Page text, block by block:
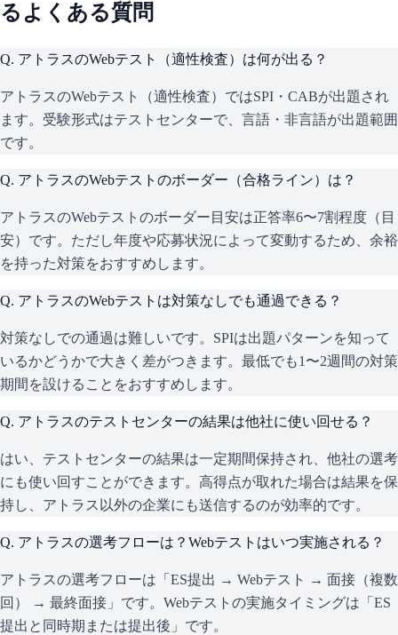
るよくある質問
Q. アトラスのWebテスト（適性検査）は何が出る？
アトラスのWebテスト（適性検査）ではSPI・CABが出題され
ます。受験形式はテストセンターで、言語・非言語が出題範囲
です。
Q. アトラスのWebテストのボーダー（合格ライン）は？
アトラスのWebテストのボーダー目安は正答率6〜7割程度（目
安）です。ただし年度や応募状況によって変動するため、余裕
を持った対策をおすすめします。
Q. アトラスのWebテストは対策なしでも通過できる？
対策なしでの通過は難しいです。SPIは出題パターンを知って
いるかどうかで大きく差がつきます。最低でも1〜2週間の対策
期間を設けることをおすすめします。
Q. アトラスのテストセンターの結果は他社に使い回せる？
はい、テストセンターの結果は一定期間保持され、他社の選考
にも使い回すことができます。高得点が取れた場合は結果を保
持し、アトラス以外の企業にも送信するのが効率的です。
Q. アトラスの選考フローは？Webテストはいつ実施される？
アトラスの選考フローは「ES提出 → Webテスト → 面接（複数
回） → 最終面接」です。Webテストの実施タイミングは「ES
提出と同時期または提出後」です。